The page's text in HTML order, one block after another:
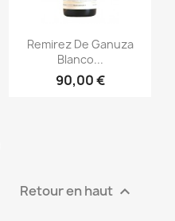
Aperçu rapide
Remirez De Ganuza
Blanco...
90,00 €
Retour en haut 